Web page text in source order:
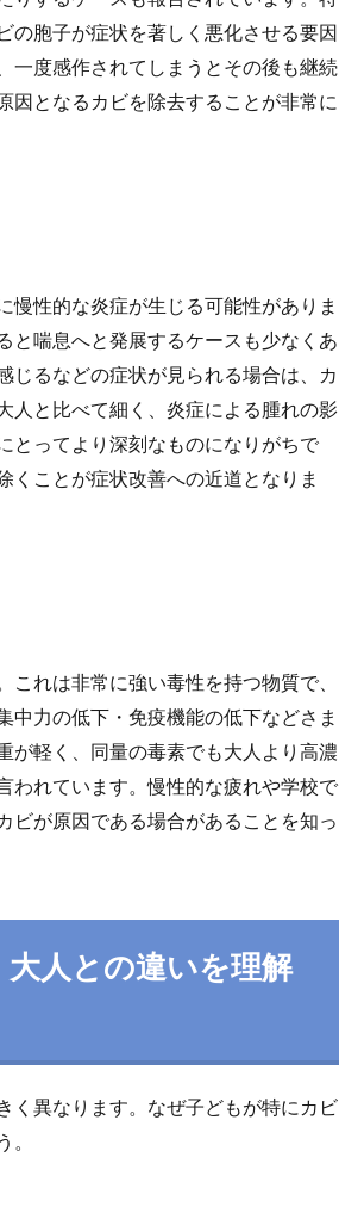
の胞子が症状を著しく悪化させる要因
一度感作されてしまうとその後も継続
因となるカビを除去することが非常に
慢性的な炎症が生じる可能性がありま
と喘息へと発展するケースも少なくあ
じるなどの症状が見られる場合は、カ
人と比べて細く、炎症による腫れの影
とってより深刻なものになりがちで
くことが症状改善への近道となりま
れは非常に強い毒性を持つ物質で、
力の低下・免疫機能の低下などさま
が軽く、同量の毒素でも大人より高濃
われています。慢性的な疲れや学校で
ビが原因である場合があることを知っ
人との違いを理解
く異なります。なぜ子どもが特にカビ